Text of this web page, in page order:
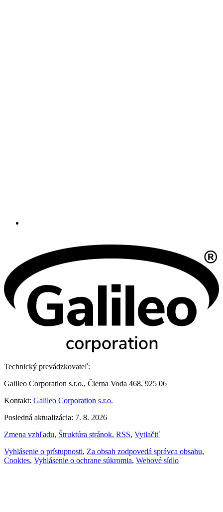
Technický prevádzkovateľ:
Galileo Corporation s.r.o., Čierna Voda 468, 925 06
Kontakt: Galileo Corporation s.r.o.
Posledná aktualizácia: 7. 8. 2026
Zmena vzhľadu, Štruktúra stránok, RSS, Vytlačiť
Vyhlásenie o prístupnosti, Za obsah zodpovedá správca obsahu,
Cookies, Vyhlásenie o ochrane súkromia, Webové sídlo